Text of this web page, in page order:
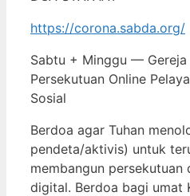
https://corona.sabda.org/
Sabtu + Minggu —
Persekutuan Online
Sosial
Berdoa agar Tuhan
pendeta/aktivis) untuk
membangun persekutuan
digital. Berdoa bagi umat